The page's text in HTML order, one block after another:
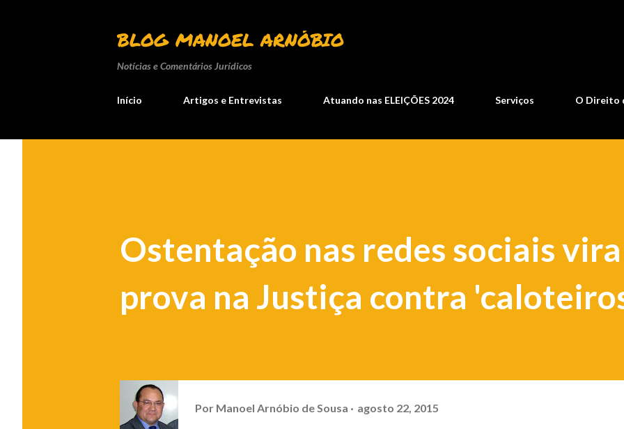
BLOG MANOEL ARNÓBIO
Notícias e Comentários Jurídicos
Início Artigos e Entrevistas Atuando nas ELEIÇÕES 2024 Serviços O Direito
Ostentação nas redes sociais vira
prova na Justiça contra
Por Manoel Arnóbio de Sousa agosto 22, 2015